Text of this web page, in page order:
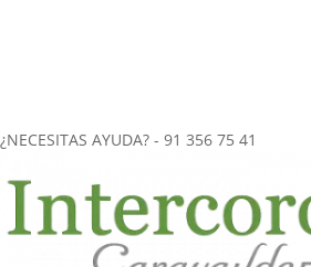
¿NECESITAS AYUDA? - 91 356 75 41